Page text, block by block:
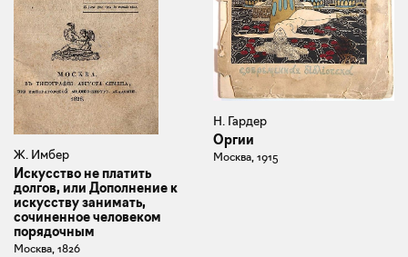
Ж. Имбер
Искусство не платить
долгов, или Дополнение к
искусству занимать,
сочиненное человеком
порядочным
Москва, 1826
Н. Гардер
Оргии
Москва, 1915